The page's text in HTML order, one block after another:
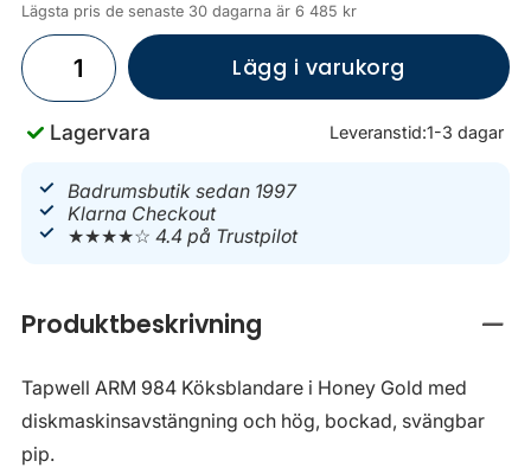
Lägsta pris de senaste 30 dagarna är 6 485 kr
Lägg i varukorg
Lagervara Leveranstid:1-3 dagar
Badrumsbutik sedan 1997
Klarna Checkout
★★★★☆4.4 på Trustpilot
Produktbeskrivning
Tapwell ARM 984 Köksblandare i Honey Gold med
diskmaskinsavstängning och hög, bockad, svängbar
pip.